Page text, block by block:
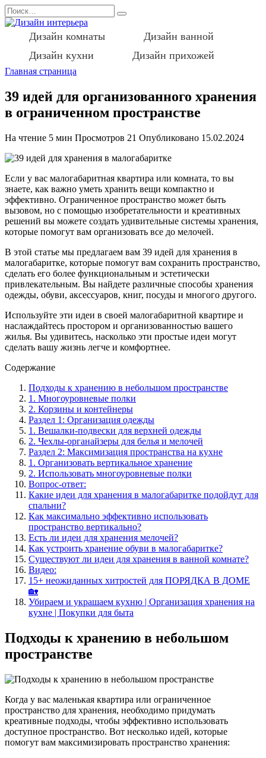
Перейти
к
содержанию
Search
for:
Дизайн комнаты
Дизайн ванной
Дизайн кухни
Дизайн прихожей
Главная страница
39 идей для организованного хранения
в ограниченном пространстве
На чтение 5 мин Просмотров 21 Опубликовано 15.02.2024
Если у вас малогабаритная квартира или комната, то вы
знаете, как важно уметь хранить вещи компактно и
эффективно. Ограниченное пространство может быть
вызовом, но с помощью изобретательности и креативных
решений вы можете создать удивительные системы хранения,
которые помогут вам организовать все до мелочей.
В этой статье мы предлагаем вам 39 идей для хранения в
малогабаритке, которые помогут вам сохранить пространство,
сделать его более функциональным и эстетически
привлекательным. Вы найдете различные способы хранения
одежды, обуви, аксессуаров, книг, посуды и многого другого.
Используйте эти идеи в своей малогабаритной квартире и
наслаждайтесь простором и организованностью вашего
жилья. Вы удивитесь, насколько эти простые идеи могут
сделать вашу жизнь легче и комфортнее.
Содержание
Подходы к хранению в небольшом пространстве
1. Многоуровневые полки
2. Корзины и контейнеры
Раздел 1: Организация одежды
1. Вешалки-подвески для верхней одежды
2. Чехлы-органайзеры для белья и мелочей
Раздел 2: Максимизация пространства на кухне
1. Организовать вертикальное хранение
2. Использовать многоуровневые полки
Вопрос-ответ:
Какие идеи для хранения в малогабаритке подойдут для
спальни?
Как максимально эффективно использовать
пространство вертикально?
Есть ли идеи для хранения мелочей?
Как устроить хранение обуви в малогабаритке?
Существуют ли идеи для хранения в ванной комнате?
Видео:
15+ неожиданных хитростей для ПОРЯДКА В ДОМЕ
🏡
Убираем и украшаем кухню | Организация хранения на
кухне | Покупки для быта
Подходы к хранению в небольшом
пространстве
Когда у вас маленькая квартира или ограниченное
пространство для хранения, необходимо придумать
креативные подходы, чтобы эффективно использовать
доступное пространство. Вот несколько идей, которые
помогут вам максимизировать пространство хранения: